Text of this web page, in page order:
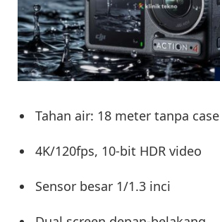
Tahan air: 18 meter tanpa case
4K/120fps, 10-bit HDR video
Sensor besar 1/1.3 inci